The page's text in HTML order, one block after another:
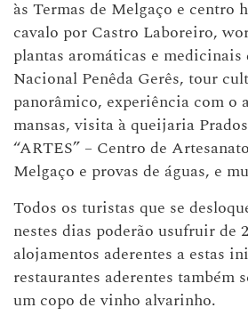
às Termas de Melgaço e centro
cavalo por Castro Laboreiro,
plantas aromáticas e medicinais
Nacional Penêda Gerês, tour
panorâmico, experiência com o
mansas, visita à queijaria
“ARTES” – Centro de
Melgaço e provas de águas, e
Todos os turistas que se
nestes dias poderão usufruir de
alojamentos aderentes a estas
restaurantes aderentes também
um copo de vinho alvarinho.